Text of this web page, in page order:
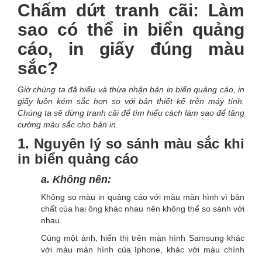
Chấm dứt tranh cãi: Làm
sao có thể in biển quảng
cáo, in giấy đúng màu
sắc?
Giờ chúng ta đã hiểu và thừa nhận bản in biển quảng cáo, in
giấy luôn kém sắc hơn so với bản thiết kế trên máy tính.
Chúng ta sẽ dừng tranh cãi để tìm hiểu cách làm sao để tăng
cường màu sắc cho bản in.
1. Nguyên lý so sánh màu sắc khi
in biển quảng cáo
a. Không nên:
Không so màu in quảng cáo với màu màn hình vì bản
chất của hai ông khác nhau nên không thể so sánh với
nhau.
Cùng một ảnh, hiển thị trên màn hình Samsung khác
với màu màn hình của Iphone, khác với màu chính